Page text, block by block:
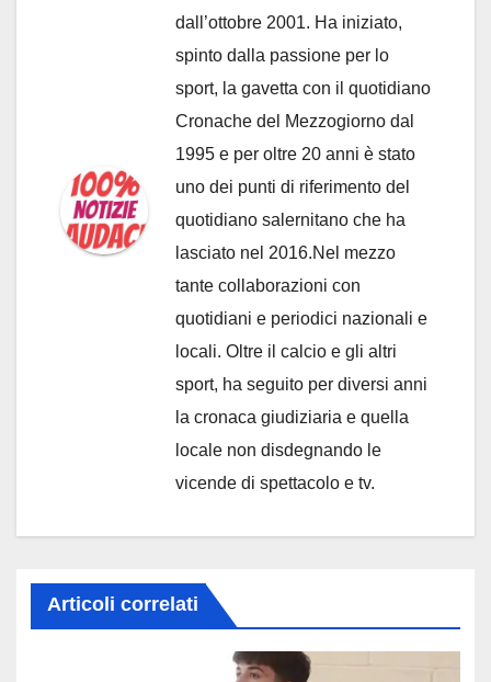
dall’ottobre 2001. Ha iniziato,
spinto dalla passione per lo
sport, la gavetta con il quotidiano
Cronache del Mezzogiorno dal
1995 e per oltre 20 anni è stato
uno dei punti di riferimento del
quotidiano salernitano che ha
lasciato nel 2016.Nel mezzo
tante collaborazioni con
quotidiani e periodici nazionali e
locali. Oltre il calcio e gli altri
sport, ha seguito per diversi anni
la cronaca giudiziaria e quella
locale non disdegnando le
vicende di spettacolo e tv.
Articoli correlati